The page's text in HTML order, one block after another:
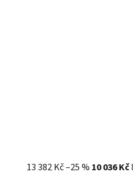
13 382 Kč–25 % 10 036 Kč